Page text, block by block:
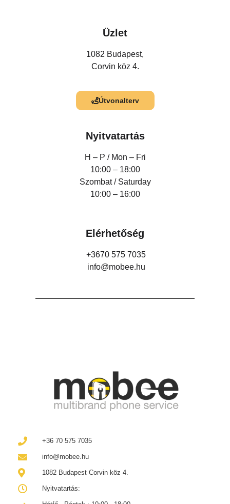
Üzlet
1082 Budapest,
Corvin köz 4.
Útvonalterv
Nyitvatartás
H – P / Mon – Fri
10:00 – 18:00
Szombat / Saturday
10:00 – 16:00
Elérhetőség
+3670 575 7035
info@mobee.hu
+36 70 575 7035
info@mobee.hu
1082 Budapest Corvin köz 4.
Nyitvatartás: